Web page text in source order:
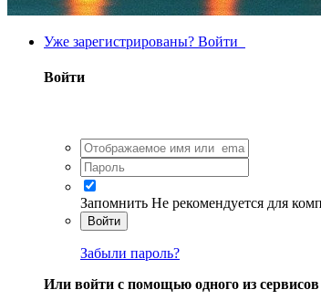
Уже зарегистрированы? Войти
Войти
Запомнить Не рекомендуется для
Войти
Забыли пароль?
Или войти с помощью одного из сервисов